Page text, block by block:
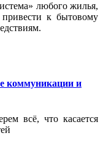
любого жилья,
к бытовому
коммуникации и
всё, что касается